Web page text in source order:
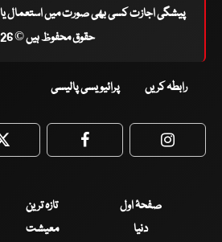
پیشگی اجازت کسی بھی صورت میں استعمال یا
حقوق محفوظ ہیں © 2026
رابطہ کریں پرائیویسی پالیسی
Twitter Facebook
صفحۂ اول تازہ ترین
دنیا
معیشت